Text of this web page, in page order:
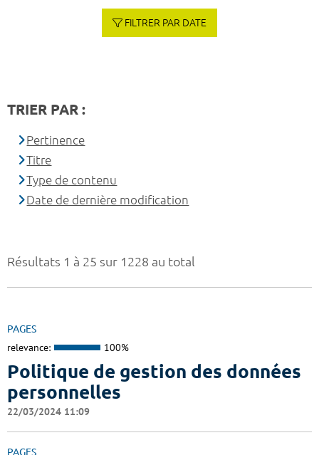
Résultats 1 à 25 sur 1228 au total
PAGES
relevance: 100%
Politique de gestion des données
personnelles
22/03/2024 11:09
PAGES
FILTRER PAR DATE
TRIER PAR :
Pertinence
Titre
Type de contenu
Date de dernière modification